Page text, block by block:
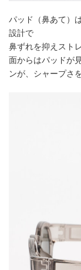
パッド（鼻あて）
設計で
鼻ずれを抑えスト
面からはパッドが
ンが、シャープさ